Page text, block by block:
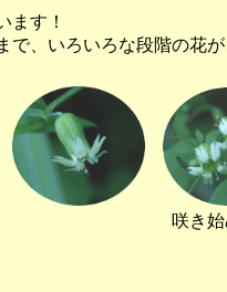
ます！
で、いろいろな段階の花
最盛期